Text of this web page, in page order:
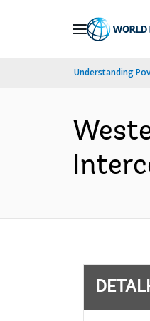
Understanding